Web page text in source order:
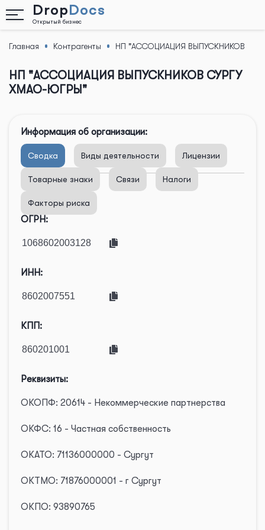
DropDocs
Открытый бизнес
Назад
Главная Контрагенты
НП "АССОЦИАЦИЯ ВЫПУСКНИКОВ
НП "АССОЦИАЦИЯ ВЫПУСКНИКОВ СУРГУ
ХМАО-ЮГРЫ"
Информация об организации:
Сводка Виды деятельности Лицензии
Товарные знаки Связи Налоги
Факторы риска
ОГРН:
ИНН:
КПП:
Реквизиты:
ОКОПФ: 20614 - Некоммерческие партнерства
ОКФС: 16 - Частная собственность
ОКАТО: 71136000000 - Сургут
ОКТМО: 71876000001 - г Сургут
ОКПО: 93890765